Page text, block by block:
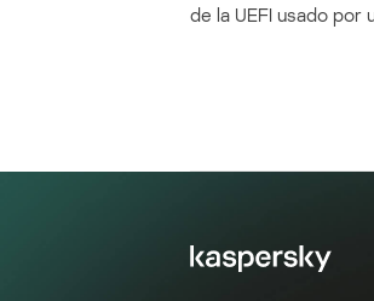
de la UEFI usado por